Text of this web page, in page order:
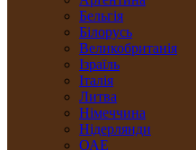
Бельгія
Білорусь
Великобританія
Ізраїль
Італія
Литва
Німеччина
Нідерлянди
ОАЕ